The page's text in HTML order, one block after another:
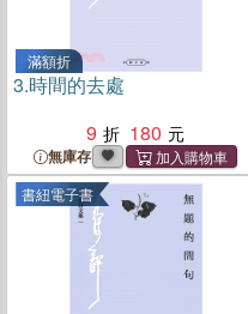
滿額折
3.時間的去處
9
180
無庫存
書紐電子書